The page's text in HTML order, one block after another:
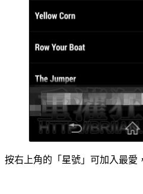
按右上角的「星號」可加入最愛